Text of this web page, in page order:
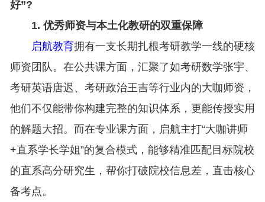
好”?
1. 优秀师资与本土化教研的双重保障
启航教育拥有一支长期扎根考研教学一线的硬核
师资团队。在公共课方面，汇聚了如考研数学张宇、
考研英语唐迟、考研政治王吉等行业内的大咖师资，
他们不仅能带你构建完整的知识体系，更能传授实用
的解题大招。而在专业课方面，启航主打“大咖讲师
+直系学长学姐”的复合模式，能够精准匹配目标院校
的直系高分研究生，帮你打破院校信息差，直击核心
备考点。